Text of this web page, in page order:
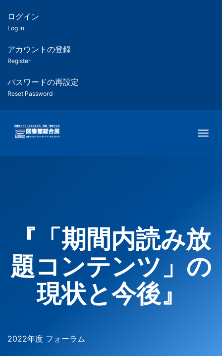
ツ
匿
名
ユ
ー
ー
用
メ
ログイン
Log in
アカウントの登録
Register
パスワードの再設定
Reset Password
『「期間内読み放
題コンテンツ」の
現状と今後』
2022年度 フォーラム